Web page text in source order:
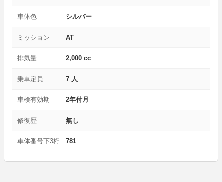
車体色 シルバー
ミッション AT
排気量 2,000 cc
乗車定員 7 人
車検有効期 2年付月
修復歴 無し
車体番号下3桁 781